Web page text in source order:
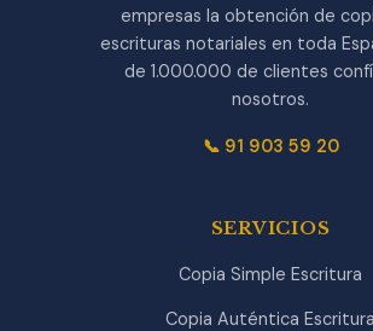
empresas la obtención de
escrituras notariales en toda
de 1.000.000 de clientes
nosotros.
📞 91 903 59 20
SERVICIOS
Copia Simple Escritura
Copia Auténtica Escritura